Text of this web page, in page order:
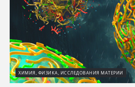
ХИМИЯ, ФИЗИКА, ИССЛЕДОВАНИЯ МАТЕРИИ